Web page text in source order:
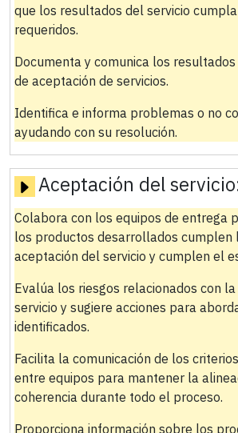
que los resultados del servicio
requeridos.
Documenta y comunica los
de aceptación de servicios.
Identifica e informa problemas o no
ayudando con su resolución.
Aceptación del
Colabora con los equipos de entrega
los productos desarrollados cumplen
aceptación del servicio y cumplen el
Evalúa los riesgos relacionados con
servicio y sugiere acciones para
identificados.
Facilita la comunicación de los
entre equipos para mantener la
coherencia durante todo el proceso.
Proporciona información sobre los